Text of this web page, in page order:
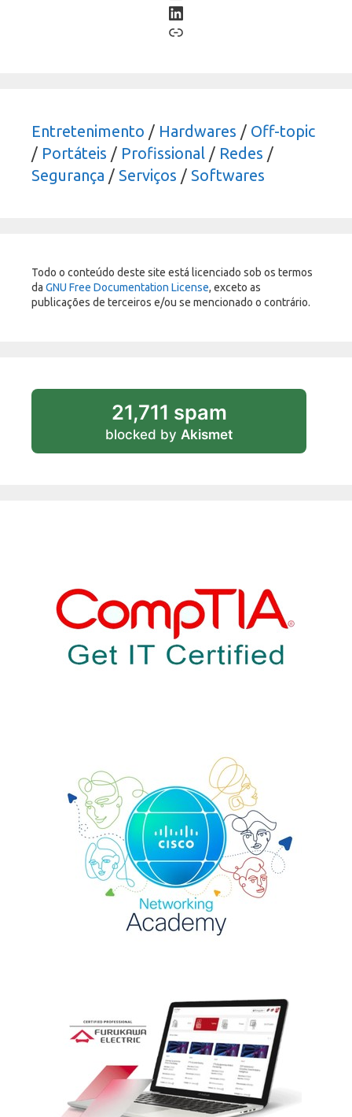
LinkedIn
Link
Entretenimento / Hardwares / Off-topic
/ Portáteis / Profissional / Redes /
Segurança / Serviços / Softwares
Todo o conteúdo deste site está licenciado sob os termos
da GNU Free Documentation License, exceto as
publicações de terceiros e/ou se mencionado o contrário.
21,711 spam
blocked by Akismet